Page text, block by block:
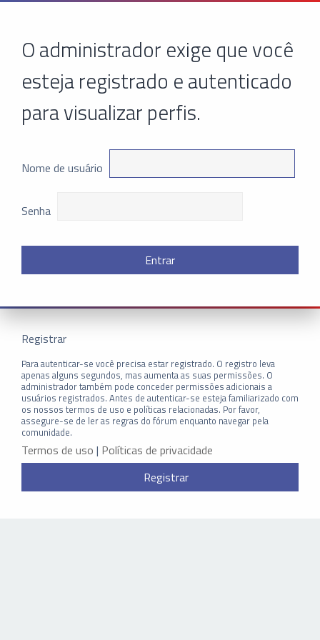
O administrador exige que você
esteja registrado e autenticado
para visualizar perfis.
Nome de usuário
Senha
Registrar
Para autenticar-se você precisa estar registrado. O registro leva
apenas alguns segundos, mas aumenta as suas permissões. O
administrador também pode conceder permissões adicionais a
usuários registrados. Antes de autenticar-se esteja familiarizado com
os nossos termos de uso e políticas relacionadas. Por favor,
assegure-se de ler as regras do fórum enquanto navegar pela
comunidade.
Termos de uso | Políticas de privacidade
Registrar